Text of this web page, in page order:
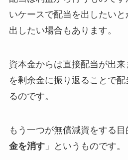
いケースで配当を出したい
出したい場合もあります。
資本金からは直接配当が出
を剰余金に振り返ることで
るのです。
もう一つが無償減資をする目
金を消す」というものです。